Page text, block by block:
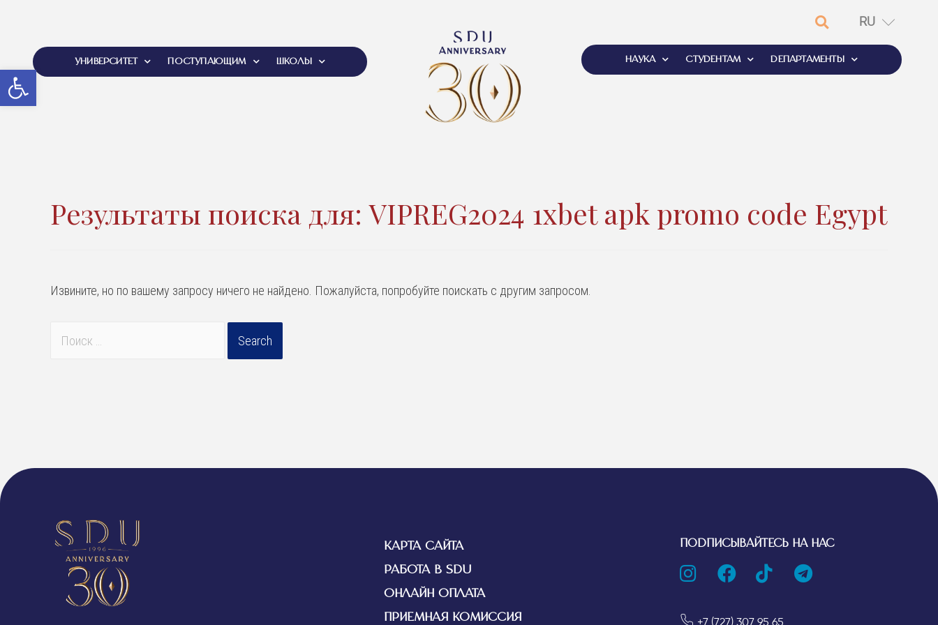
Открыть панель инструментов
УНИВЕРСИТЕТ ПОСТУПАЮЩИМ ШКОЛЫ
RU
EN
НАУКА СТУДЕНТАМ ДЕПАРТАМЕНТЫ
Результаты поиска для:VIPREG2024 1xbet apk promo code Egypt
Извините, но по вашему запросу ничего не найдено. Пожалуйста, попробуйте поискать с другим запросом.
КАРТА САЙТА
РАБОТА В SDU
ОНЛАЙН ОПЛАТА
ПРИЕМНАЯ КОМИССИЯ
ПОДПИСЫВАЙТЕСЬ НА НАС
+7 (727) 307 95 65